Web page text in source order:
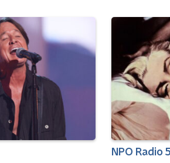
NPO Radio 5